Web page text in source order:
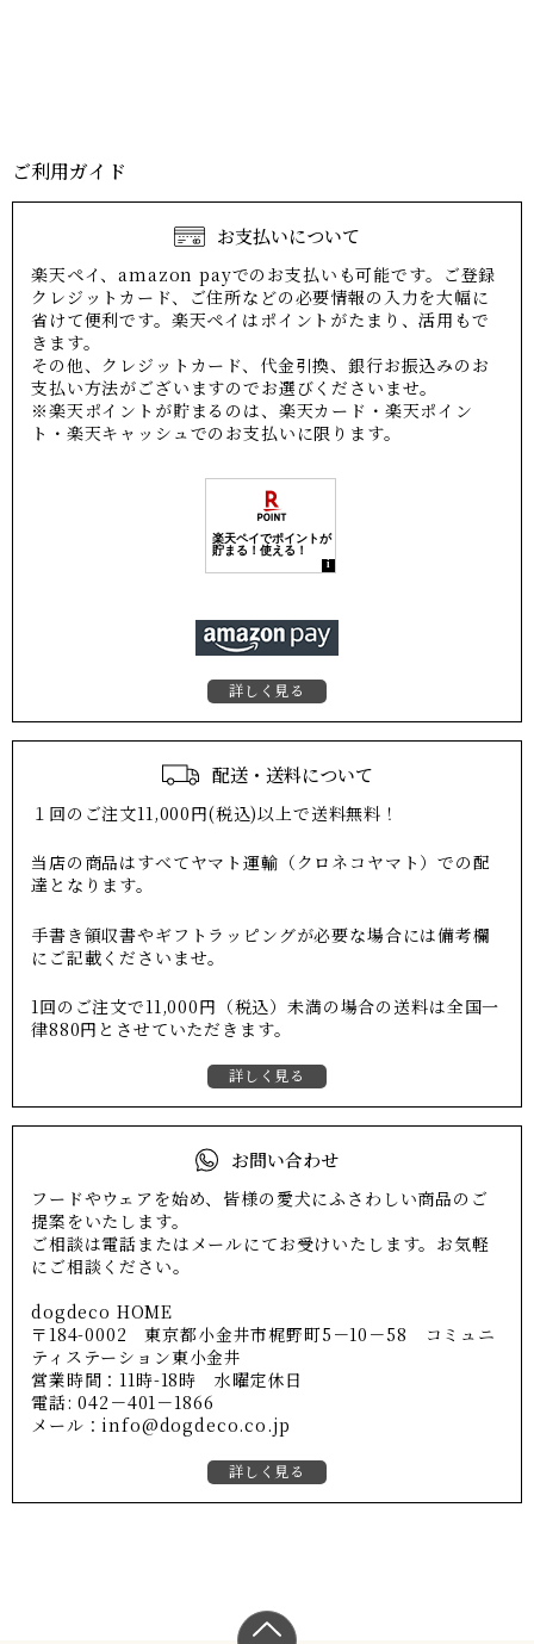
ご利用ガイド
お支払いについて
楽天ペイ、amazon payでのお支払いも可能です。ご登録
クレジットカード、ご住所などの必要情報の入力を大幅に
省けて便利です。楽天ペイはポイントがたまり、活用もで
きます。
その他、クレジットカード、代金引換、銀行お振込みのお
支払い方法がございますのでお選びくださいませ。
※楽天ポイントが貯まるのは、楽天カード・楽天ポイン
ト・楽天キャッシュでのお支払いに限ります。
詳しく見る
配送・送料について
１回のご注文11,000円(税込)以上で送料無料！
当店の商品はすべてヤマト運輸（クロネコヤマト）での配
達となります。
手書き領収書やギフトラッピングが必要な場合には備考欄
にご記載くださいませ。
1回のご注文で11,000円（税込）未満の場合の送料は全国一
律880円とさせていただきます。
詳しく見る
お問い合わせ
フードやウェアを始め、皆様の愛犬にふさわしい商品のご
提案をいたします。
ご相談は電話またはメールにてお受けいたします。お気軽
にご相談ください。
dogdeco HOME
〒184-0002 東京都小金井市梶野町5－10－58 コミュニ
ティステーション東小金井
営業時間：11時-18時 水曜定休日
電話: 042－401－1866
メール：info@dogdeco.co.jp
詳しく見る